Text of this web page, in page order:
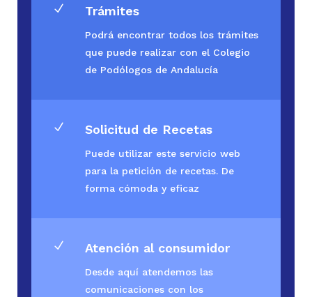
N Trámites
Podrá encontrar todos los trámites
que puede realizar con el Colegio
de Podólogos de Andalucía
N Solicitud de Recetas
Puede utilizar este servicio web
para la petición de recetas. De
forma cómoda y eficaz
N Atención al consumidor
Desde aquí atendemos las
comunicaciones con los